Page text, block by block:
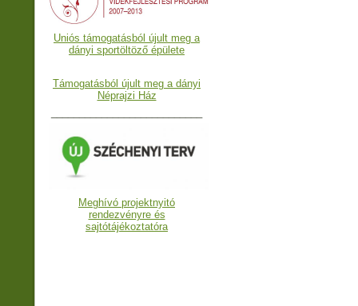
Uniós támogatásból újult meg a
dányi sportöltöző épülete
Támogatásból újult meg a dányi
Néprajzi Ház
Meghívó projektnyitó
rendezvényre és
sajtótájékoztatóra